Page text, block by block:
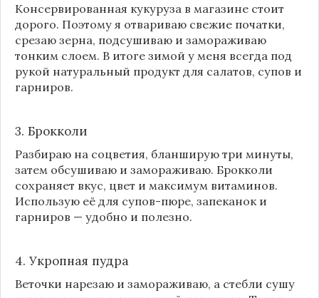
Консервированная кукуруза в магазине стоит
дорого. Поэтому я отвариваю свежие початки,
срезаю зерна, подсушиваю и замораживаю
тонким слоем. В итоге зимой у меня всегда под
рукой натуральный продукт для салатов, супов и
гарниров.
3. Брокколи
Разбираю на соцветия, бланширую три минуты,
затем обсушиваю и замораживаю. Брокколи
сохраняет вкус, цвет и максимум витаминов.
Использую её для супов-пюре, запеканок и
гарниров — удобно и полезно.
4. Укропная пудра
Веточки нарезаю и замораживаю, а стебли сушу